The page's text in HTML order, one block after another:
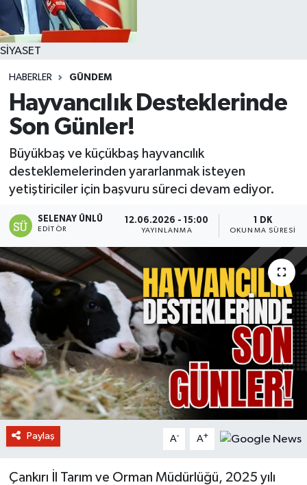
SİYASET
HABERLER GÜNDEM
Hayvancılık Desteklerinde
Son Günler!
Büyükbaş ve küçükbaş hayvancılık
desteklemelerinden yararlanmak isteyen
yetiştiriciler için başvuru süreci devam ediyor.
SELENAY ÜNLÜ
EDITÖR
12.06.2026 - 15:00
YAYINLANMA
1 DK
OKUNMA SÜRESI
Paylaş A- A+
Çankırı İl Tarım ve Orman Müdürlüğü, 2025 yılı